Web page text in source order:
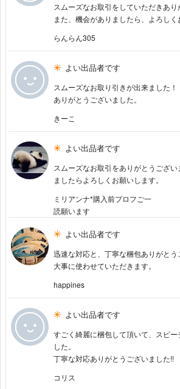
スムーズなお取引をしていただきあり
また、機会がありましたら、よろしく
らんらん305
よい出品者です
スムーズなお取り引きが出来ました！
ありがとうございました。
きーこ
よい出品者です
スムーズなお取引をありがとうござ
ましたらよろしくお願いします。
ミリアンナ*購入前プロフご一
読願います
よい出品者です
迅速な対応と、丁寧な梱包ありがとう
大事に使わせていただきます。
happines
よい出品者です
すごく綺麗に梱包して頂いて、スピー
した。
丁寧な対応ありがとうございました!!
コリス